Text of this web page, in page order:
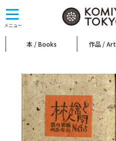
メニュー
toggle
navigation
本 / Books 作品 /